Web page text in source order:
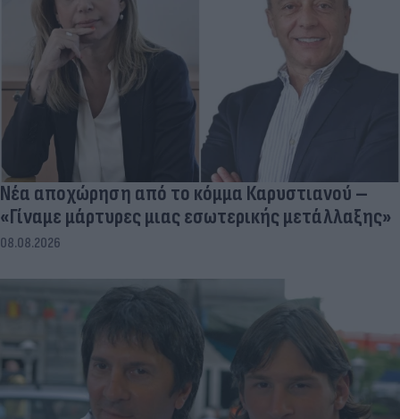
Νέα αποχώρηση από το κόμμα Καρυστιανού –
«Γίναμε μάρτυρες μιας εσωτερικής μετάλλαξης»
08.08.2026